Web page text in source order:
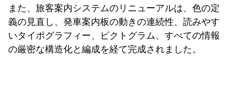
また、旅客案内システムのリニューアルは、色の定
義の見直し、発車案内板の動きの連続性、読みやす
いタイポグラフィー、ピクトグラム、すべての情報
の厳密な構造化と編成を経て完成されました。